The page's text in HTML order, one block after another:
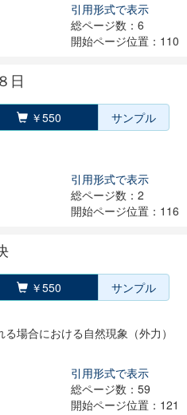
引用形式で表示
総ページ数：6
開始ページ位置：110
日
￥550 サンプル
引用形式で表示
総ページ数：2
開始ページ位置：116
￥550 サンプル
場合における自然現象（外力）
引用形式で表示
総ページ数：59
開始ページ位置：121